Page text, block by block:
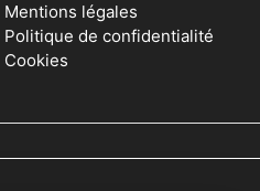
Mentions légales
Politique de confidentialité
Cookies